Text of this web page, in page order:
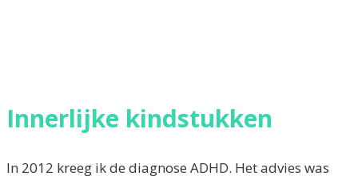
Innerlijke kindstukken
In 2012 kreeg ik de diagnose ADHD. Het advies was